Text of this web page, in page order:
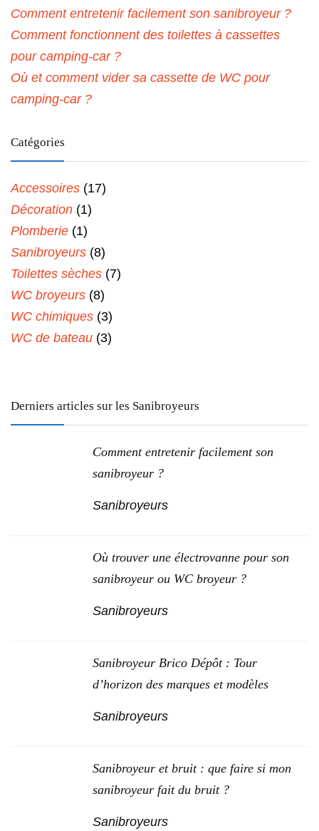
Comment entretenir facilement son sanibroyeur ?
Comment fonctionnent des toilettes à cassettes
pour camping-car ?
Où et comment vider sa cassette de WC pour
camping-car ?
Catégories
Accessoires (17)
Décoration (1)
Plomberie (1)
Sanibroyeurs (8)
Toilettes sèches (7)
WC broyeurs (8)
WC chimiques (3)
WC de bateau (3)
Derniers articles sur les Sanibroyeurs
Comment entretenir facilement son
sanibroyeur ?
Sanibroyeurs
Où trouver une électrovanne pour son
sanibroyeur ou WC broyeur ?
Sanibroyeurs
Sanibroyeur Brico Dépôt : Tour
d’horizon des marques et modèles
Sanibroyeurs
Sanibroyeur et bruit : que faire si mon
sanibroyeur fait du bruit ?
Sanibroyeurs